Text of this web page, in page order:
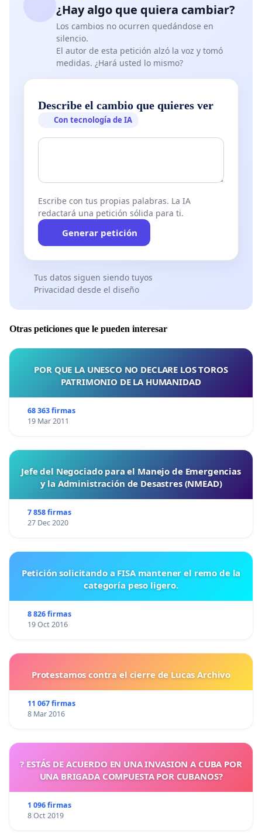
¿Hay algo que quiera cambiar?
Los cambios no ocurren quedándose en
silencio.
El autor de esta petición alzó la voz y tomó
medidas. ¿Hará usted lo mismo?
Describe el cambio que quieres ver
Con tecnología de IA
Escribe con tus propias palabras. La IA
redactará una petición sólida para ti.
Generar petición
Tus datos siguen siendo tuyos
Privacidad desde el diseño
Otras peticiones que le pueden interesar
POR QUE LA UNESCO NO DECLARE LOS TOROS
PATRIMONIO DE LA HUMANIDAD
68 363 firmas
19 Mar 2011
Jefe del Negociado para el Manejo de Emergencias
y la Administración de Desastres (NMEAD)
7 858 firmas
27 Dec 2020
Petición solicitando a FISA mantener el remo de la
categoría peso ligero.
8 826 firmas
19 Oct 2016
Protestamos contra el cierre de Lucas Archivo
11 067 firmas
8 Mar 2016
? ESTÁS DE ACUERDO EN UNA INVASION A CUBA POR
UNA BRIGADA COMPUESTA POR CUBANOS?
1 096 firmas
8 Oct 2019